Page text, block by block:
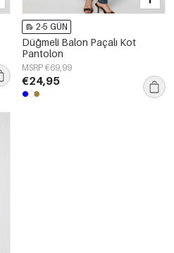
2-5 GÜN
Düğmeli Balon Paçalı Kot
Pantolon
MSRP €69,99
€24,95